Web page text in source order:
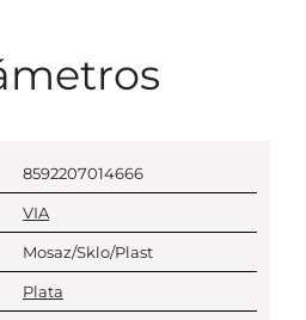
8592207014666
VIA
Mosaz/Sklo/Plast
Plata